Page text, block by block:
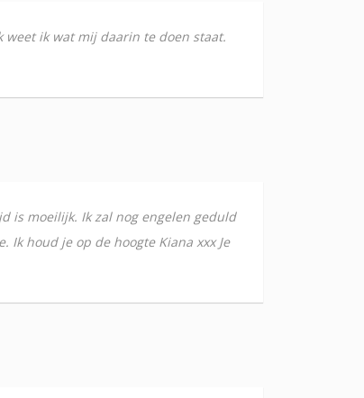
weet ik wat mij daarin te doen staat.
is moeilijk. Ik zal nog engelen geduld
houd je op de hoogte Kiana xxx Je